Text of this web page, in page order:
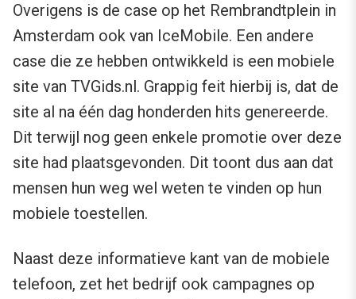
Overigens is de case op het Rembrandtplein in
Amsterdam ook van IceMobile. Een andere
case die ze hebben ontwikkeld is een mobiele
site van TVGids.nl. Grappig feit hierbij is, dat de
site al na één dag honderden hits genereerde.
Dit terwijl nog geen enkele promotie over deze
site had plaatsgevonden. Dit toont dus aan dat
mensen hun weg wel weten te vinden op hun
mobiele toestellen.
Naast deze informatieve kant van de mobiele
telefoon, zet het bedrijf ook campagnes op